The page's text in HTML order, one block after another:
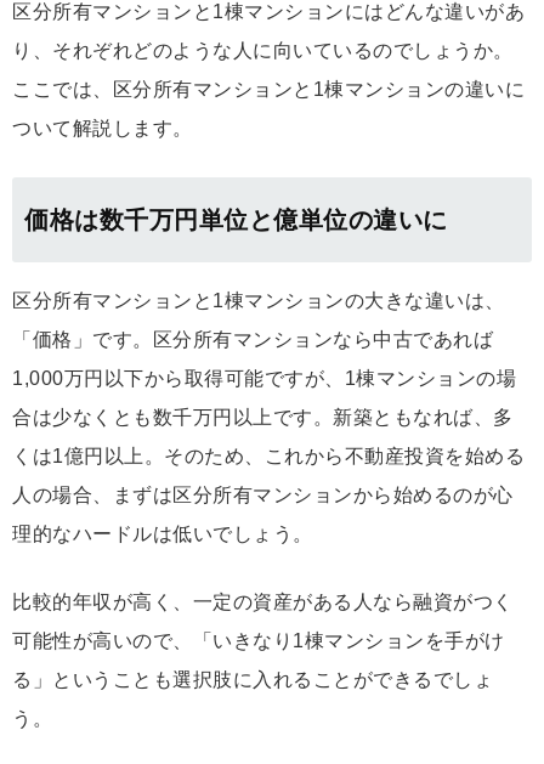
区分所有マンションと1棟マンションにはどんな違いがあ
り、それぞれどのような人に向いているのでしょうか。
ここでは、区分所有マンションと1棟マンションの違いに
ついて解説します。
価格は数千万円単位と億単位の違いに
区分所有マンションと1棟マンションの大きな違いは、
「価格」です。区分所有マンションなら中古であれば
1,000万円以下から取得可能ですが、1棟マンションの場
合は少なくとも数千万円以上です。新築ともなれば、多
くは1億円以上。そのため、これから不動産投資を始める
人の場合、まずは区分所有マンションから始めるのが心
理的なハードルは低いでしょう。
比較的年収が高く、一定の資産がある人なら融資がつく
可能性が高いので、「いきなり1棟マンションを手がけ
る」ということも選択肢に入れることができるでしょ
う。